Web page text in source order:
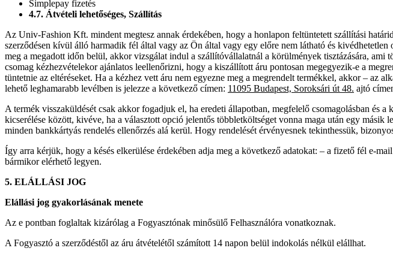
Simplepay fizetés
4.7. Átvételi lehetőséges, Szállítás
Az Univ-Fashion Kft. mindent megtesz annak érdekében, hogy a honlapon feltüntetett szállítási
szerződésen kívül álló harmadik fél által vagy az Ön által vagy egy előre nem látható és
meg a megadott időn belül, akkor vizsgálat indul a szállítóvállalatnál a körülmények tisztázására,
csomag kézhezvételekor ajánlatos leellenőrizni, hogy a kiszállított áru pontosan megegyezik-e a
tüntetnie az eltéréseket. Ha a kézhez vett áru nem egyezne meg a megrendelt termékkel, akkor –
lehető leghamarabb levélben is jelezze a következő címen: 11095 Budapest, Soroksári út 48. ajtó
A termék visszaküldését csak akkor fogadjuk el, ha eredeti állapotban, megfelelő csomagolásban és
kicserélése között, kivéve, ha a választott opció jelentős többletköltséget vonna maga után egy másik
minden bankkártyás rendelés ellenőrzés alá kerül. Hogy rendelését érvényesnek tekinthessük,
Így arra kérjük, hogy a késés elkerülése érdekében adja meg a következő adatokat: – a fizető fél e-
bármikor elérhető legyen.
5. ELÁLLÁSI JOG
Elállási jog gyakorlásának menete
Az e pontban foglaltak kizárólag a Fogyasztónak minősülő Felhasználóra vonatkoznak.
A Fogyasztó a szerződéstől az áru átvételétől számított 14 napon belül indokolás nélkül elállhat.